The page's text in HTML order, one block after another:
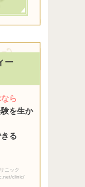
ー
ら
を生か
る
ニック
clinic/